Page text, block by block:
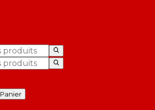
Panier